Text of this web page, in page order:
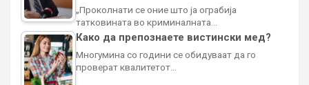
„Проколнати се оние што ја ограбија
татковината во криминалната…
Како да препознаете вистински мед?
Многумина со години се обидуваат да го
проверат квалитетот…